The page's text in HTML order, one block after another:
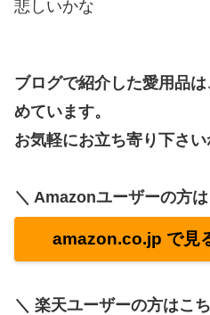
悲しいかな
ブログで紹介した愛用品
めています。
お気軽にお立ち寄り下さ
＼ Amazonユーザーの方
amazon.co.jp で見
＼ 楽天ユーザーの方はこ